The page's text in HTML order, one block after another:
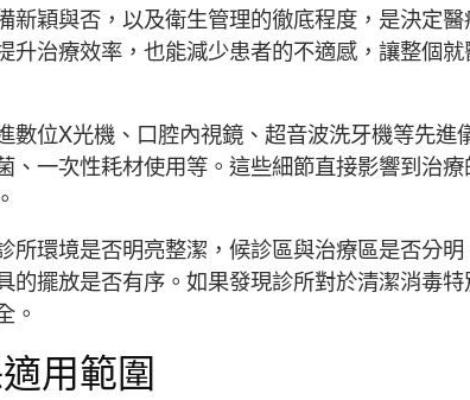
新穎與否，以及衛生管理的徹底程度，是決定
升治療效率，也能減少患者的不適感，讓整個
數位X光機、口腔內視鏡、超音波洗牙機等先進
、一次性耗材使用等。這些細節直接影響到治療
所環境是否明亮整潔，候診區與治療區是否分
的擺放是否有序。如果發現診所對於清潔消毒
。
用範圍